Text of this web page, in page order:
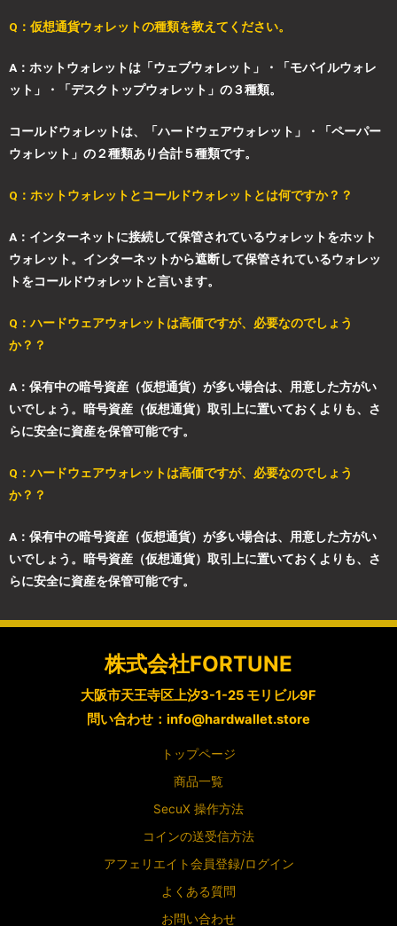
Q：仮想通貨ウォレットの種類を教えてください。
A：ホットウォレットは「ウェブウォレット」・「モバイルウォレ
ット」・「デスクトップウォレット」の３種類。
コールドウォレットは、「ハードウェアウォレット」・「ペーパー
ウォレット」の２種類あり合計５種類です。
Q：ホットウォレットとコールドウォレットとは何ですか？？
A：インターネットに接続して保管されているウォレットをホット
ウォレット。インターネットから遮断して保管されているウォレッ
トをコールドウォレットと言います。
Q：ハードウェアウォレットは高価ですが、必要なのでしょう
か？？
A：保有中の暗号資産（仮想通貨）が多い場合は、用意した方がい
いでしょう。暗号資産（仮想通貨）取引上に置いておくよりも、さ
らに安全に資産を保管可能です。
Q：ハードウェアウォレットは高価ですが、必要なのでしょう
か？？
A：保有中の暗号資産（仮想通貨）が多い場合は、用意した方がい
いでしょう。暗号資産（仮想通貨）取引上に置いておくよりも、さ
らに安全に資産を保管可能です。
株式会社FORTUNE
大阪市天王寺区上汐3-1-25 モリビル9F
問い合わせ：info@hardwallet.store
トップページ
商品一覧
SecuX 操作方法
コインの送受信方法
アフェリエイト会員登録/ログイン
よくある質問
お問い合わせ